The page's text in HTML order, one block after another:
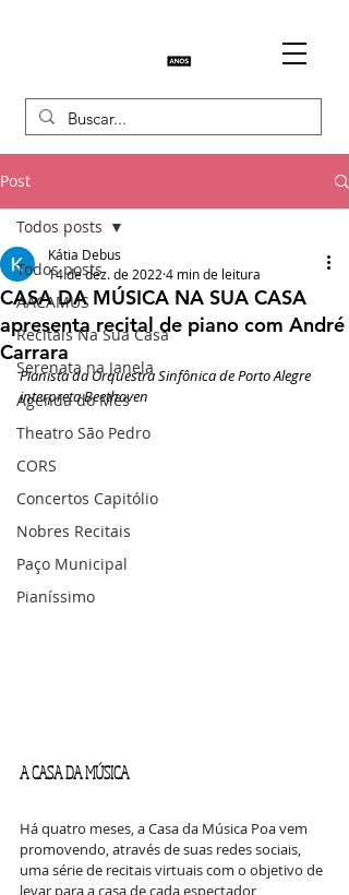
Post
Todos posts
AACAMUS
Recitais Na Sua Casa
Serenata na Janela
Agenda do Mês
Theatro São Pedro
CORS
Concertos Capitólio
Nobres Recitais
Paço Municipal
Pianíssimo
Todos posts
CASA DA MÚSICA NA SUA CASA
apresenta recital de piano com André
Carrara
Kátia Debus
14 de dez. de 2022 4 min de leitura
Pianista da Orquestra Sinfônica de Porto Alegre
interpreta Beethoven
A CASA DA MÚSICA
Há quatro meses, a Casa da Música Poa vem
promovendo, através de suas redes sociais,
uma série de recitais virtuais com o objetivo de
levar para a casa de cada espectador